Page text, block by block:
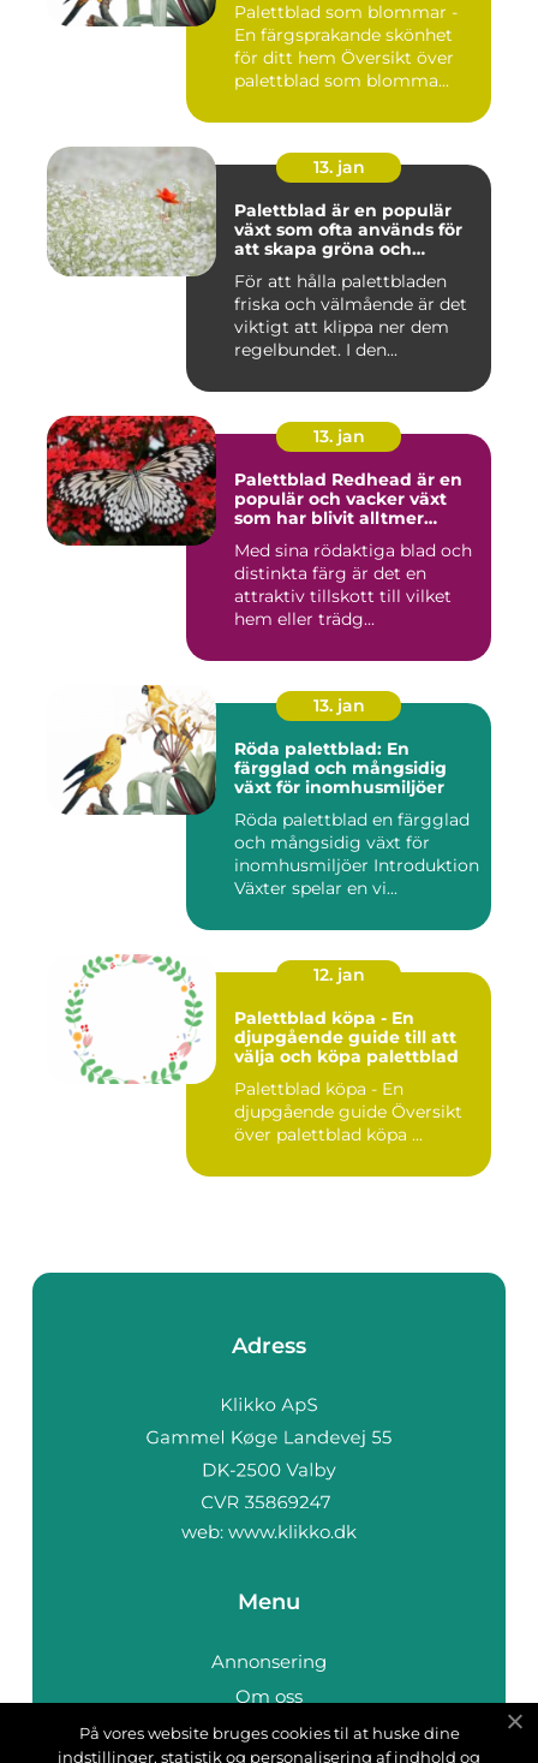
Palettblad som blommar -
En färgsprakande skönhet
för ditt hem Översikt över
palettblad som blomma...
13. jan
Palettblad är en populär
växt som ofta används för
att skapa gröna och
inomhusmiljöer
För att hålla palettbladen
friska och välmående är det
viktigt att klippa ner dem
regelbundet. I den...
13. jan
Palettblad Redhead är en
populär och vacker växt
som har blivit alltmer
trädgårdsentusiaster
Med sina rödaktiga blad och
distinkta färg är det en
attraktiv tillskott till vilket
hem eller trädg...
13. jan
Röda palettblad: En
färgglad och mångsidig
växt för inomhusmiljöer
Röda palettblad en färgglad
och mångsidig växt för
inomhusmiljöer Introduktion
Växter spelar en vi...
12. jan
Palettblad köpa - En
djupgående guide till att
välja och köpa palettblad
Palettblad köpa - En
djupgående guide Översikt
över palettblad köpa ...
Adress
web: www.klikko.dk
Menu
Annonsering
Om oss
Cookies
På vores website bruges cookies til at huske dine
indstillinger, statistik og personalisering af indhold og